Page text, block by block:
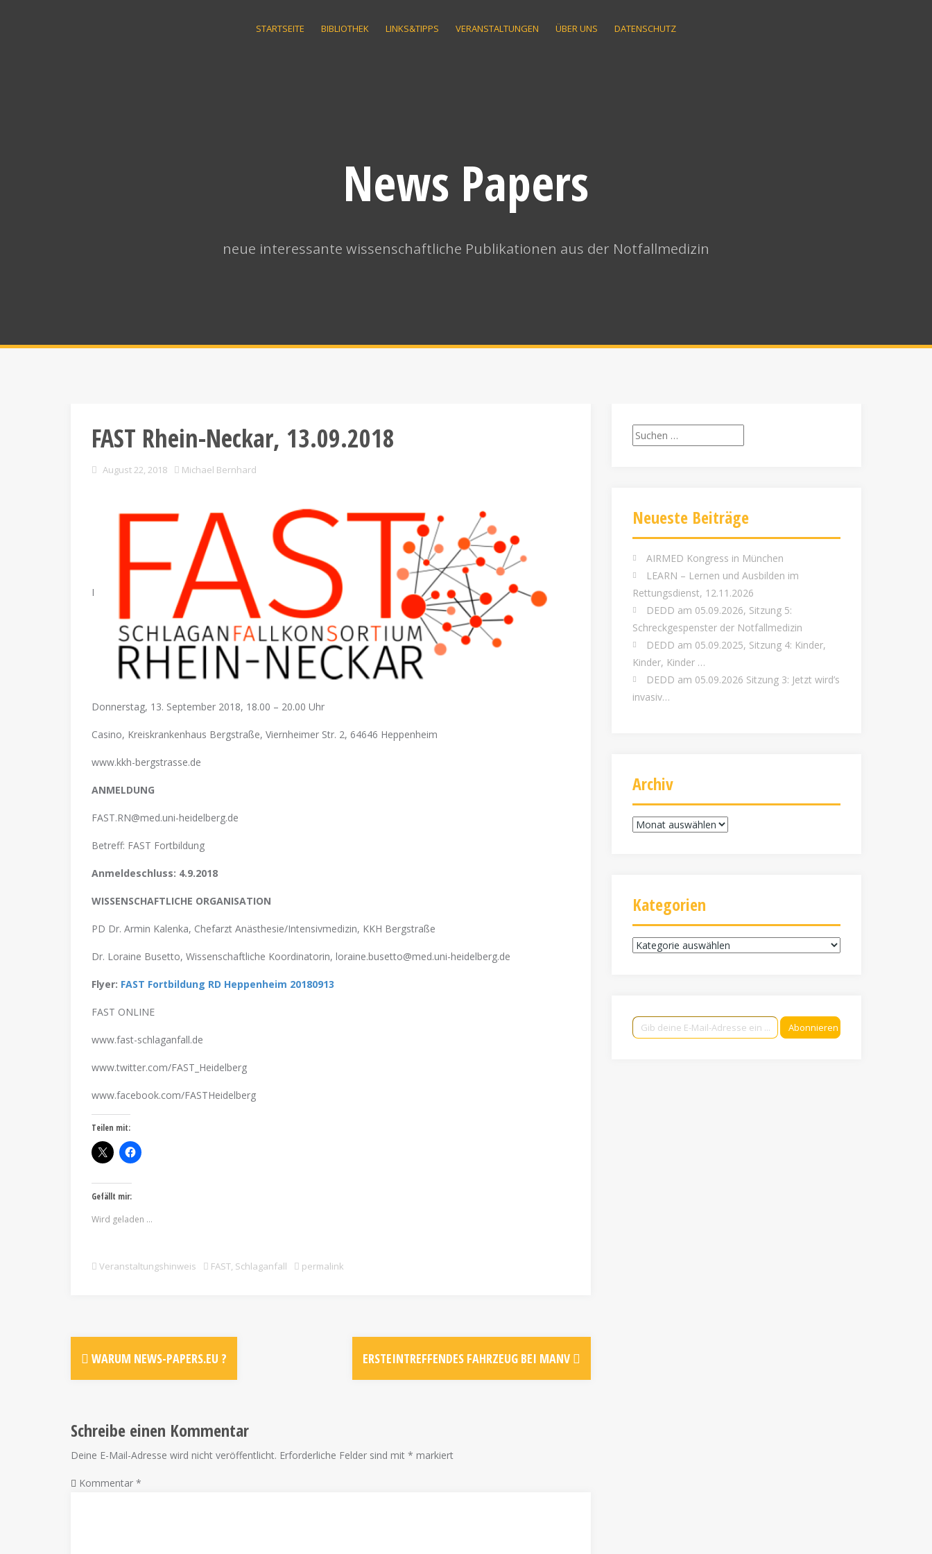
STARTSEITE BIBLIOTHEK LINKS&TIPPS VERANSTALTUNGEN ÜBER UNS DATENSCHUTZ
News Papers
neue interessante wissenschaftliche Publikationen aus der Notfallmedizin
FAST Rhein-Neckar, 13.09.2018
August 22, 2018 Michael Bernhard
I
Donnerstag, 13. September 2018, 18.00 – 20.00 Uhr
Casino, Kreiskrankenhaus Bergstraße, Viernheimer Str. 2, 64646 Heppenheim
www.kkh-bergstrasse.de
ANMELDUNG
FAST.RN@med.uni-heidelberg.de
Betreff: FAST Fortbildung
Anmeldeschluss: 4.9.2018
WISSENSCHAFTLICHE ORGANISATION
PD Dr. Armin Kalenka, Chefarzt Anästhesie/Intensivmedizin, KKH Bergstraße
Dr. Loraine Busetto, Wissenschaftliche Koordinatorin, loraine.busetto@med.uni-heidelberg.de
Flyer: FAST Fortbildung RD Heppenheim 20180913
FAST ONLINE
www.fast-schlaganfall.de
www.twitter.com/FAST_Heidelberg
www.facebook.com/FASTHeidelberg
Teilen mit:
Gefällt mir:
Wird geladen …
Veranstaltungshinweis FAST, Schlaganfall permalink
WARUM NEWS-PAPERS.EU ? ERSTEINTREFFENDES FAHRZEUG BEI MANV
Schreibe einen Kommentar
Deine E-Mail-Adresse wird nicht veröffentlicht. Erforderliche Felder sind mit * markiert
Kommentar *
Suchen
nach:
Neueste Beiträge
AIRMED Kongress in München
LEARN – Lernen und Ausbilden im
Rettungsdienst, 12.11.2026
DEDD am 05.09.2026, Sitzung 5:
Schreckgespenster der Notfallmedizin
DEDD am 05.09.2025, Sitzung 4: Kinder,
Kinder, Kinder …
DEDD am 05.09.2026 Sitzung 3: Jetzt wird’s
invasiv…
Archiv
Archiv
Kategorien
Kategorien
Gib deine E-Mail-Adresse ein ...
Abonnieren